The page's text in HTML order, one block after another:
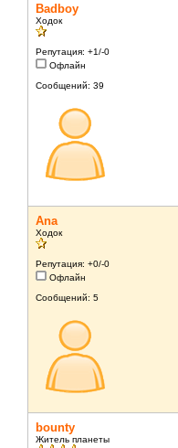
Badboy
Ходок
Репутация: +1/-0
Офлайн
Сообщений: 39
Ana
Ходок
Репутация: +0/-0
Офлайн
Сообщений: 5
bounty
Житель планеты